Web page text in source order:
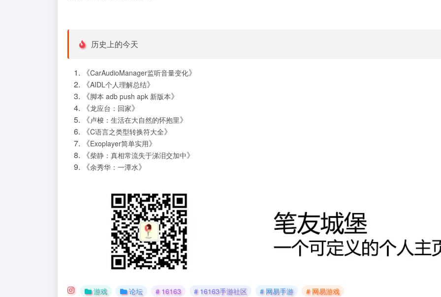
历史上的今天
《CarAudioManager监听音量变化》
《AIDL个人理解总结》
《脚本 adb push apk 新版本》
《龙应台：回家》
《卢梭：生活在大自然的怀抱里》
《C语言之类型转换符大全》
《Exoplayer简单实用》
《柴静：真相常流失于涕泪交加中》
《余秀华：一潭水》
游戏 论坛 # 16163 # 16163手游社区 # 网易手游 # 网易游戏